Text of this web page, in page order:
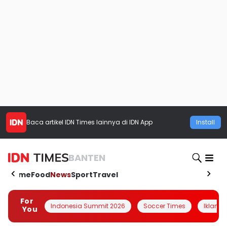
Baca artikel IDN Times lainnya di IDN App Install
BANTEN
HomeFoodNewsSportTravel
For
You
Indonesia Summit 2026 Soccer Times Iklanin